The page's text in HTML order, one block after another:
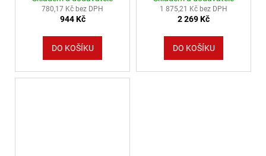
780,17 Kč bez DPH
944 Kč
DO KOŠÍKU
1 875,21 Kč bez DPH
2 269 Kč
DO KOŠÍKU